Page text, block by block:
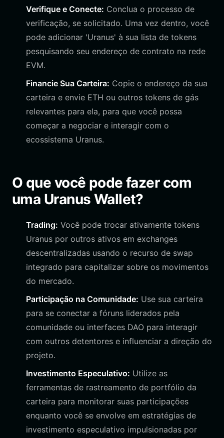
Verifique e Conecte: Conclua o processo de
verificação, se solicitado. Uma vez dentro, você
pode adicionar 'Uranus' à sua lista de tokens
pesquisando seu endereço de contrato na rede
EVM.
Financie Sua Carteira: Copie o endereço da sua
carteira e envie ETH ou outros tokens de gás
relevantes para ela, para que você possa
começar a negociar e interagir com o
ecossistema Uranus.
O que você pode fazer com
uma Uranus Wallet?
Trading: Você pode trocar ativamente tokens
Uranus por outros ativos em exchanges
descentralizadas usando o recurso de swap
integrado para capitalizar sobre os movimentos
do mercado.
Participação na Comunidade: Use sua carteira
para se conectar a fóruns liderados pela
comunidade ou interfaces DAO para interagir
com outros detentores e influenciar a direção do
projeto.
Investimento Especulativo: Utilize as
ferramentas de rastreamento de portfólio da
carteira para monitorar suas participações
enquanto você se envolve em estratégias de
investimento especulativo impulsionadas por